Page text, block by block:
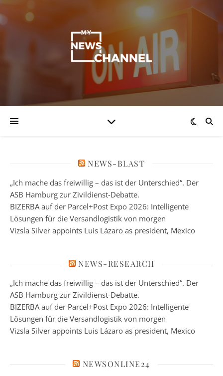
NEWS-BLAST
„Ich mache das freiwillig – das ist der Unterschied“. Der
ASB Hamburg zur Zivildienst-Debatte.
BIZERBA auf der Parcel+Post Expo 2026: Intelligente
Lösungen für die Versandlogistik von morgen
Vizsla Silver appoints Luis Lázaro as president, Mexico
NEWS-RESEARCH
„Ich mache das freiwillig – das ist der Unterschied“. Der
ASB Hamburg zur Zivildienst-Debatte.
BIZERBA auf der Parcel+Post Expo 2026: Intelligente
Lösungen für die Versandlogistik von morgen
Vizsla Silver appoints Luis Lázaro as president, Mexico
NEWSONLINE24